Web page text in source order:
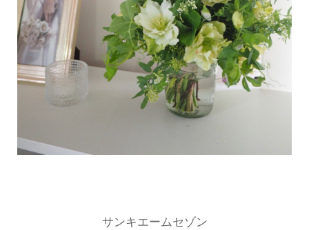
サンキエームセゾン